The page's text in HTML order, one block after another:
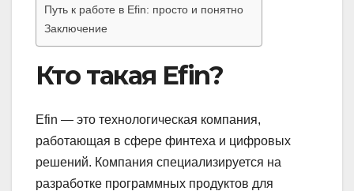
Путь к работе в Efin: просто и понятно
Заключение
Кто такая Efin?
Efin — это технологическая компания,
работающая в сфере финтеха и цифровых
решений. Компания специализируется на
разработке программных продуктов для